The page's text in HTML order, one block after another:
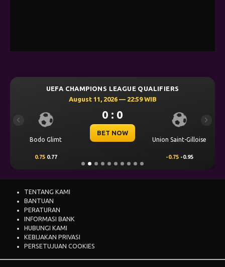
UEFA CHAMPIONS LEAGUE QUALIFIERS
August 11, 2026 — 22:59 WIB
Bodo Glimt
0 : 0
BET NOW
Union Saint-Gilloise
0.75 0.77 -0.75 -0.95
Previous Next
TENTANG KAMI
BANTUAN
PERATURAN
INFORMASI BANK
HUBUNGI KAMI
KEBIJAKAN PRIVASI
PERSETUJUAN COOKIES